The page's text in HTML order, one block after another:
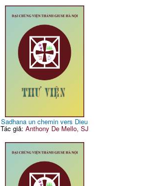
Sadhana un chemin vers Dieu
Tác giả: Anthony De Mello, SJ